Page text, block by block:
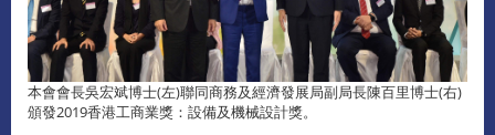
本會會長吳宏斌博士(左)聯同商務及經濟發展局副局長陳百里博士(右)
頒發2019香港工商業獎：設備及機械設計獎。